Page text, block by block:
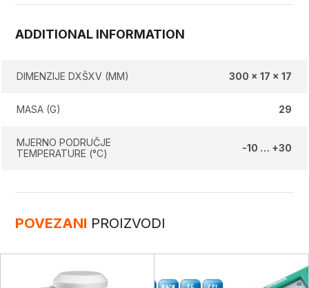
ADDITIONAL INFORMATION
DIMENZIJE DXŠXV (MM) 300 x 17 x 17
MASA (G) 29
MJERNO PODRUČJE
TEMPERATURE (°C)
-10 … +30
POVEZANI PROIZVODI